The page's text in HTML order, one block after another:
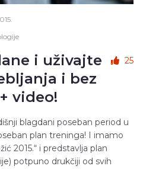
i uživajte
i bez
video!
25
blagdani poseban period u
plan treninga! I imamo
2015.“ i predstavlja plan
potpuno drukčiji od svih